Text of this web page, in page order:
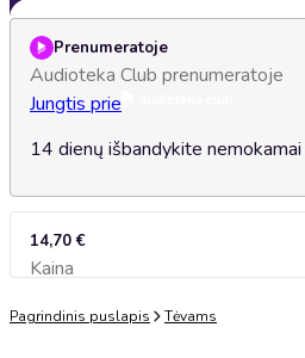
Prenumeratoje
Audioteka Club prenumeratoje
Jungtis prie
14 dienų išbandykite nemokamai
14,70 €
Kaina Įsidėti į krepšelį
Pagrindinis puslapis Tėvams